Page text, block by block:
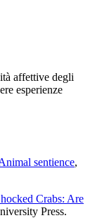
affettive degli
esperienze
sentience,
Crabs: Are
Press.